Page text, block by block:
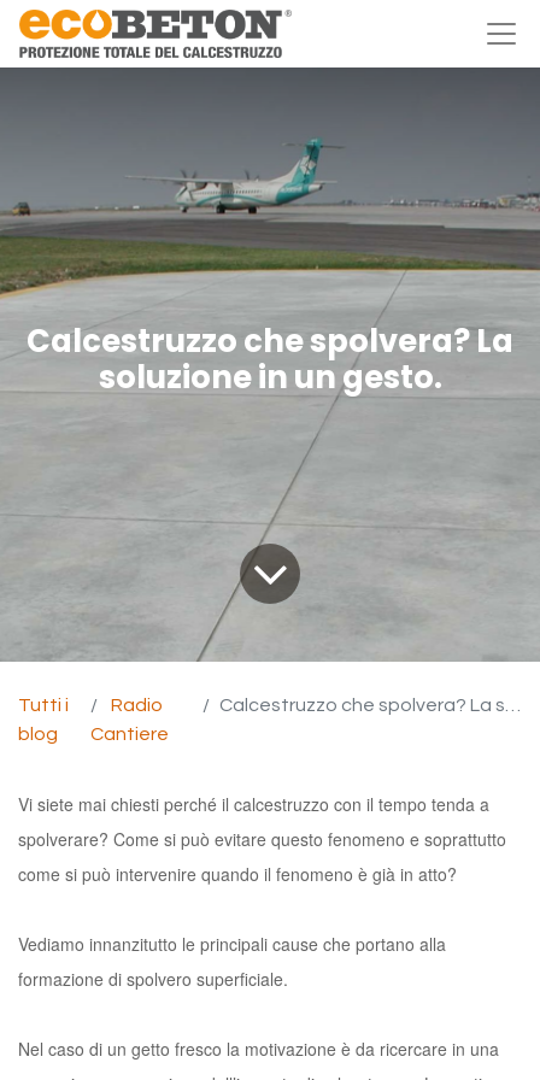
Calcestruzzo che spolvera? La
soluzione in un gesto.
Tutti i
blog
Radio
Cantiere
Calcestruzzo che spolvera? La soluzione in un gesto.
Vi siete mai chiesti perché il calcestruzzo con il tempo tenda a
spolverare? Come si può evitare questo fenomeno e soprattutto
come si può intervenire quando il fenomeno è già in atto?
Vediamo innanzitutto le principali cause che portano alla
formazione di spolvero superficiale.
Nel caso di un getto fresco la motivazione è da ricercare in una